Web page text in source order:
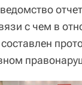
с чем в